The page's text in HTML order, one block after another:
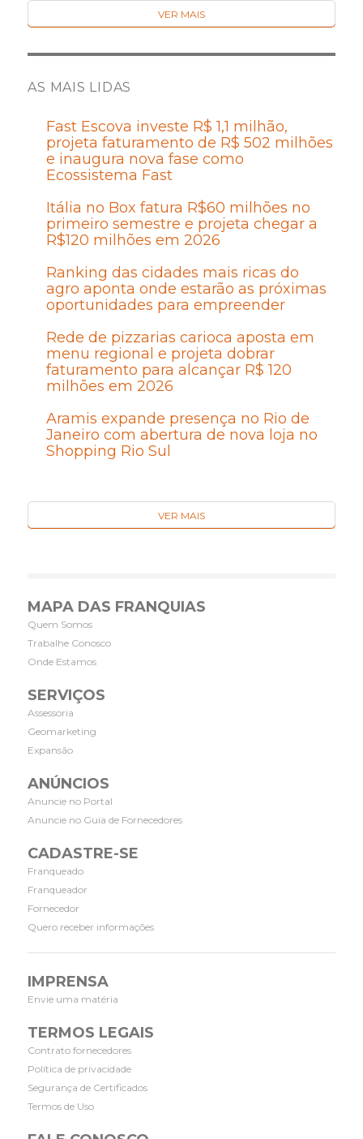
VER MAIS
AS MAIS LIDAS
Fast Escova investe R$ 1,1 milhão,
projeta faturamento de R$ 502 milhões
e inaugura nova fase como
Ecossistema Fast
Itália no Box fatura R$60 milhões no
primeiro semestre e projeta chegar a
R$120 milhões em 2026
Ranking das cidades mais ricas do
agro aponta onde estarão as próximas
oportunidades para empreender
Rede de pizzarias carioca aposta em
menu regional e projeta dobrar
faturamento para alcançar R$ 120
milhões em 2026
Aramis expande presença no Rio de
Janeiro com abertura de nova loja no
Shopping Rio Sul
VER MAIS
MAPA DAS FRANQUIAS
Quem Somos
Trabalhe Conosco
Onde Estamos
SERVIÇOS
Assessoria
Geomarketing
Expansão
ANÚNCIOS
Anuncie no Portal
Anuncie no Guia de Fornecedores
CADASTRE-SE
Franqueado
Franqueador
Fornecedor
Quero receber informações
IMPRENSA
Envie uma matéria
TERMOS LEGAIS
Contrato fornecedores
Política de privacidade
Segurança de Certificados
Termos de Uso